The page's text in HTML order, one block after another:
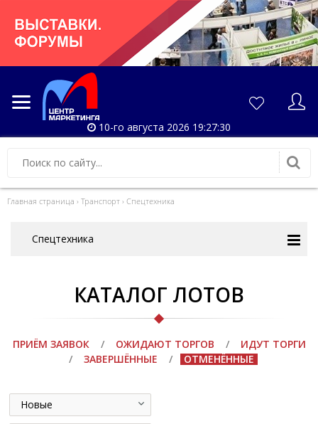
10-го августа 2026 19:27:30
Главная страница › Транспорт › Спецтехника
Спецтехника
КАТАЛОГ ЛОТОВ
ПРИЁМ ЗАЯВОК / ОЖИДАЮТ ТОРГОВ /
ИДУТ ТОРГИ
/
ЗАВЕРШЁННЫЕ / ОТМЕНЁННЫЕ
Новые